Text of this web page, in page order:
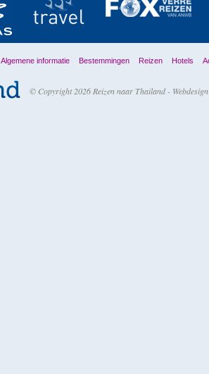
Algemene informatie Bestemmingen Reizen Hotels
© Copyright 2026 Reizen naar Thailand - Webdesign